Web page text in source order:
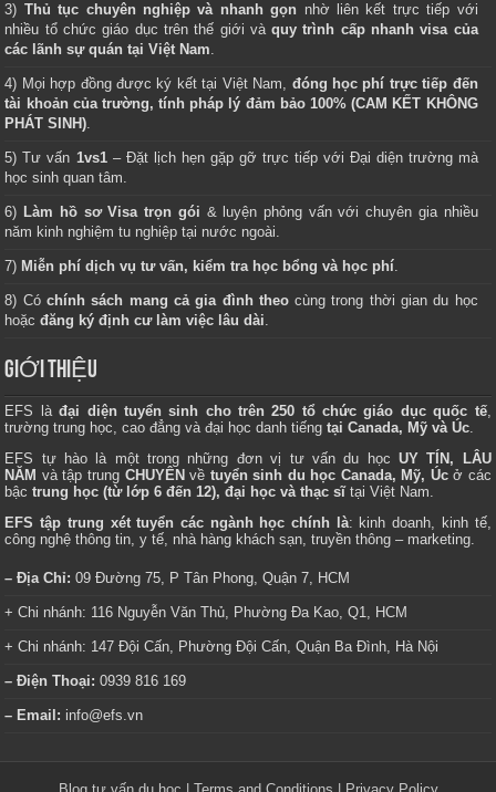
3) Thủ tục chuyên nghiệp và nhanh gọn nhờ liên kết trực tiếp với
nhiều tổ chức giáo dục trên thế giới vàquy trình cấp nhanh visa của
các lãnh sự quán tại Việt Nam.
4) Mọi hợp đồng được ký kết tại Việt Nam, đóng học phí trực tiếp đến
tài khoản của trường, tính pháp lý đảm bảo 100% (CAM KẾT KHÔNG
PHÁT SINH).
5) Tư vấn 1vs1– Đặt lịch hẹn gặp gỡ trực tiếp với Đại diện trường mà
học sinh quan tâm.
6) Làm hồ sơ Visa trọn gói & luyện phỏng vấn với chuyên gia nhiều
năm kinh nghiệm tu nghiệp tại nước ngoài.
7) Miễn phí dịch vụ tư vấn, kiểm tra học bổng và học phí.
8) Cóchính sách mang cả gia đình theocùng trong thời gian du học
hoặcđăng ký định cư làm việc lâu dài.
GIỚI THIỆU
EFS làđại diện tuyển sinh cho trên 250 tổ chức giáo dục quốc tế,
trường trung học, cao đẳng và đại học danh tiếng tại Canada, Mỹ và Úc.
EFS tự hào là một trong những đơn vị tư vấn du học UY TÍN, LÂU
NĂM và tập trung CHUYÊN về tuyển sinh du học Canada, Mỹ, Úcở các
bậctrung học (từ lớp 6 đến 12), đại học và thạc sĩtại Việt Nam.
EFS tập trung xét tuyển các ngành học chính là: kinh doanh, kinh tế,
công nghệ thông tin, y tế, nhà hàng khách sạn, truyền thông – marketing.
– Địa Chỉ: 09 Đường 75, P Tân Phong, Quận 7, HCM
+ Chi nhánh: 116 Nguyễn Văn Thủ, Phường Đa Kao, Q1, HCM
+ Chi nhánh: 147 Đội Cấn, Phường Đội Cấn, Quận Ba Đình, Hà Nội
– Điện Thoại: 0939 816 169
– Email: info@efs.vn